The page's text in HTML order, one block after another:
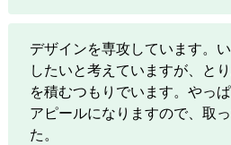
デザインを専攻しています。
したいと考えていますが、と
を積むつもりでいます。やっ
アピールになりますので、取
た。